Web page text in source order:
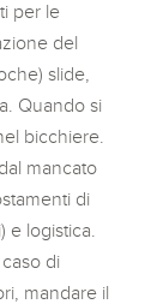
per le
del
slide,
Quando si
bicchiere.
mancato
di
e logistica.
di
mandare il